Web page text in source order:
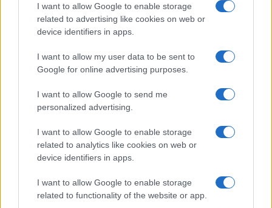
I want to allow Google to enable storage
related to advertising like cookies on web or
device identifiers in apps.
I want to allow my user data to be sent to
Google for online advertising purposes.
I want to allow Google to send me
personalized advertising.
I want to allow Google to enable storage
related to analytics like cookies on web or
device identifiers in apps.
I want to allow Google to enable storage
related to functionality of the website or app.
navi commerciali, risparmiate dagli attacchi Houthi,
sfruttano un vantaggio competitivo che potrebbe
decisione di un precedente governo di ritirare le armi
dall’Arabia Saudita e dagli Emirati che stavano
combattendo contro gli Houthi, gruppo che ha una
propria capacità militare produttiva e risulta essere
conclude sostenendo che ora ne stiamo pagando le
conseguenze.